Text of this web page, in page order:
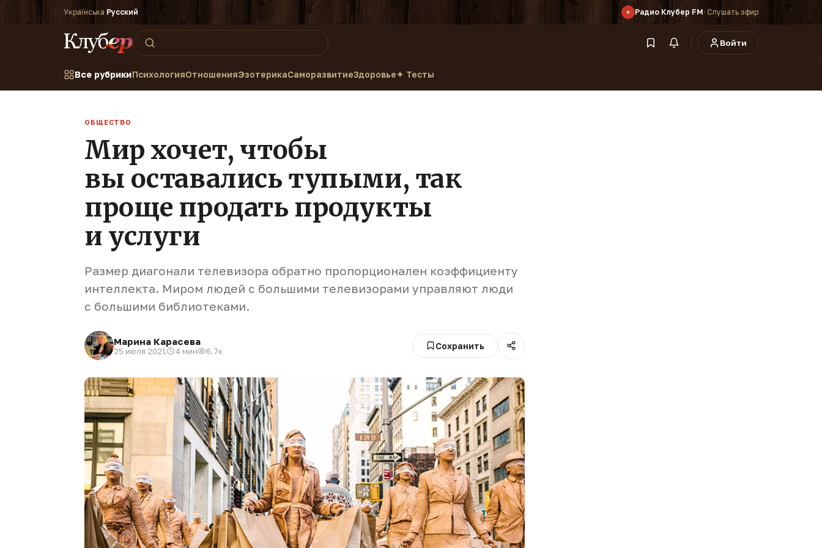
Українська·Русский Радио Клубер FM· Слушать эфир
Войти
Все рубрикиПсихологияОтношенияЭзотерикаСаморазвитиеЗдоровье✦ Тесты
ОБЩЕСТВО
Мир хочет, чтобы
вы оставались тупыми, так
проще продать продукты
и услуги
Размер диагонали телевизора обратно пропорционален коэффициенту
интеллекта. Миром людей с большими телевизорами управляют люди
с большими библиотеками.
Марина Карасева
25 июля 2021 4 мин 6.7к
Сохранить